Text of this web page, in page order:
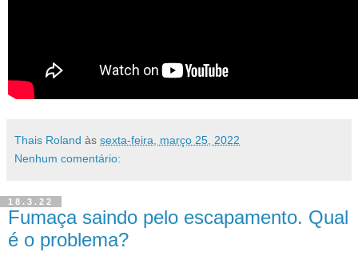
Thais Roland às sexta-feira, março 25, 2022
Nenhum comentário:
18.3.22
Fumaça saindo pelo escapamento. Qual
é o problema?